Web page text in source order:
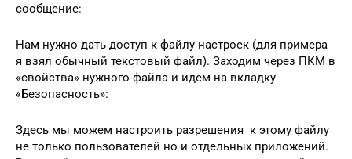
сообщение:
Нам нужно дать доступ к файлу настроек (для примера
я взял обычный текстовый файл). Заходим через ПКМ в
«свойства» нужного файла и идем на вкладку
«Безопасность»:
Здесь мы можем настроить разрешения к этому файлу
не только пользователей но и отдельных приложений.